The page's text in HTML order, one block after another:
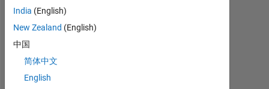
No
Endorsements
received
India (English)
New Zealand (English)
中国
简体中文
English